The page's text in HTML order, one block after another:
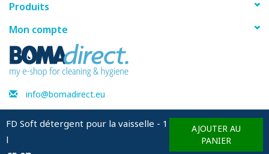
FD Soft détergent pour la vaisselle - 1
l
AJOUTER AU
PANIER
Produits
Mon compte
info@bomadirect.eu